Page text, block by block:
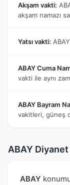
Akşam vakti:
akşam namazı
Yatsı vakti:
ABAY Cuma
vakti ile aynı
ABAY Bayram
vakitleri, güneş
ABAY
ABAY